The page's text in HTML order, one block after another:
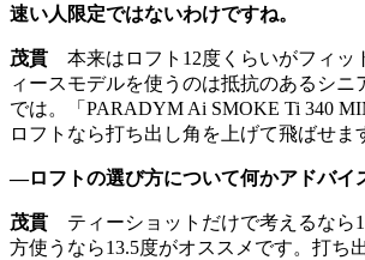
速い人限定ではないわけですね。
茂貫 本来はロフト12度くらいがフィッ
ィースモデルを使うのは抵抗のあるシニ
では。「PARADYM Ai SMOKE Ti 340
ロフトなら打ち出し角を上げて飛ばせま
―ロフトの選び方について何かアドバイ
茂貫 ティーショットだけで考えるなら
方使うなら13.5度がオススメです。打ち